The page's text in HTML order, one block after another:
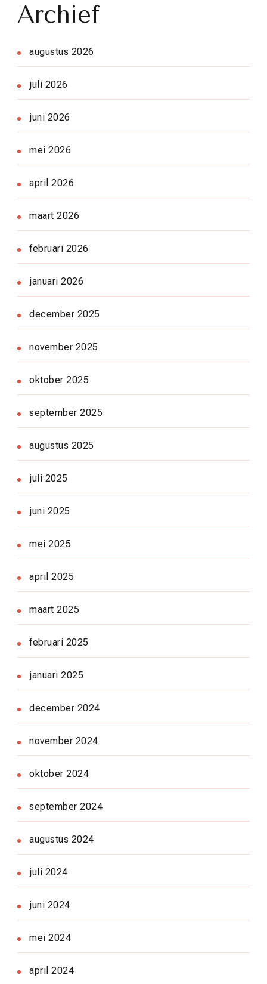
Archief
augustus 2026
juli 2026
juni 2026
mei 2026
april 2026
maart 2026
februari 2026
januari 2026
december 2025
november 2025
oktober 2025
september 2025
augustus 2025
juli 2025
juni 2025
mei 2025
april 2025
maart 2025
februari 2025
januari 2025
december 2024
november 2024
oktober 2024
september 2024
augustus 2024
juli 2024
juni 2024
mei 2024
april 2024